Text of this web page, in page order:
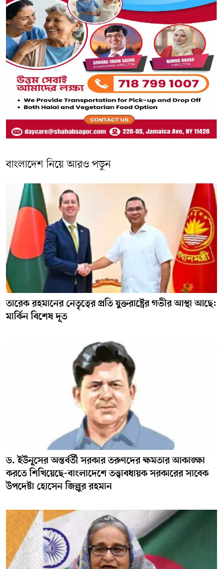
বাংলাদেশ নিয়ে আরও পড়ুন
তারেক রহমানের নেতৃত্বের প্রতি যুক্তরাষ্ট্রের গভীর আস্থা আছে:
মার্কিন বিশেষ দূত
ড. ইউনূসের অন্তর্বর্তী সরকার তরুণদের ক্ষমতার আকাঙ্ক্ষা
করতে শিখিয়েছে-বাংলাদেশে তত্ত্বাবধায়ক সরকারের সাবেক
উপদেষ্টা হোসেন জিল্লুর রহমান